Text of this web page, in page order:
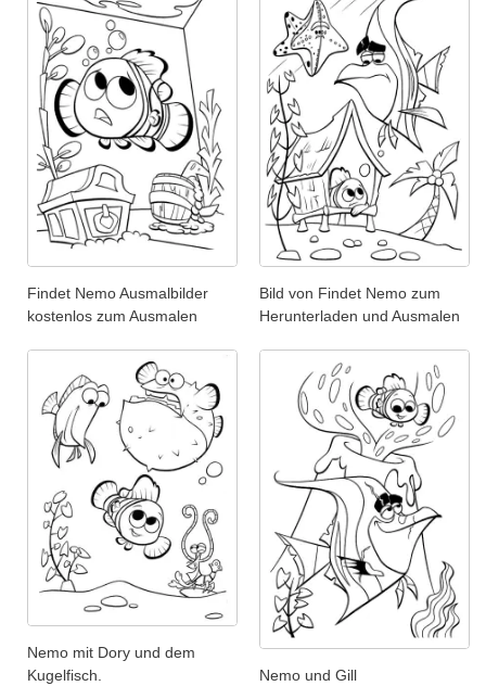
Findet Nemo Ausmalbilder
kostenlos zum Ausmalen
Bild von Findet Nemo zum
Herunterladen und Ausmalen
Nemo mit Dory und dem
Kugelfisch.
Nemo und Gill